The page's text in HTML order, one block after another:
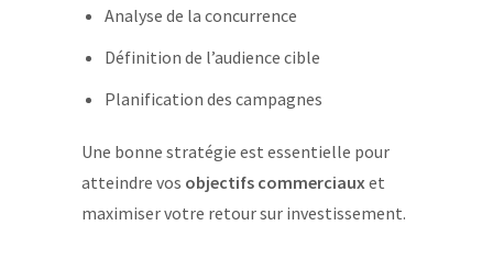
Analyse de la concurrence
Définition de l’audience cible
Planification des campagnes
Une bonne stratégie est essentielle pour
atteindre vos objectifs commerciauxet
maximiser votre retour sur investissement.